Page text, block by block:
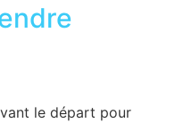
le départ pour